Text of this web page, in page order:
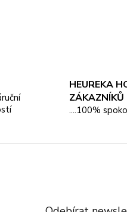
HEUREKA
ZÁKAZNÍKŮ
....100%